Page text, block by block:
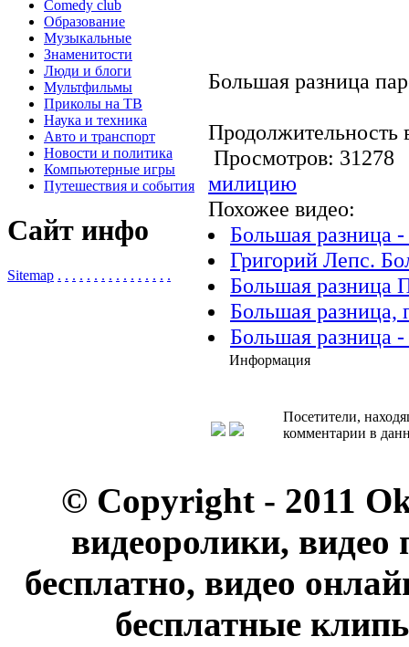
Comedy club
Образование
Музыкальные
Знаменитости
Люди и блоги
Мультфильмы
Приколы на ТВ
Наука и техника
Авто и транспорт
Новости и политика
Компьютерные игры
Путешествия и события
Сайт инфо
Sitemap . . . . . . . . . . . . . . . .
Большая разница
Продолжительность
Просмотров:
милицию
Похожее видео:
Большая разница
Григорий Лепс.
Большая разница
Большая разница,
Большая разница
Информация
Посетители,
комментарии в
© Copyright - 2011
видеоролики, видео
бесплатно, видео
бесплатные